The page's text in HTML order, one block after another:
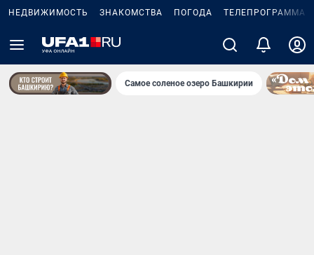
НЕДВИЖИМОСТЬ ЗНАКОМСТВА ПОГОДА ТЕЛЕПРОГРАММА
Самое соленое озеро Башкирии